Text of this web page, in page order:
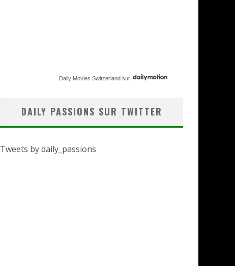
Daily Movies Switzerland sur
DAILY PASSIONS SUR TWITTER
Tweets by daily_passions